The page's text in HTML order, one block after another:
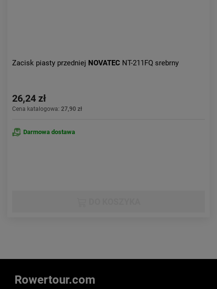
Zacisk piasty przedniej NOVATEC NT-211FQ srebrny
26,24 zł
Cena katalogowa: 27,90 zł
Darmowa dostawa
Rowertour.com